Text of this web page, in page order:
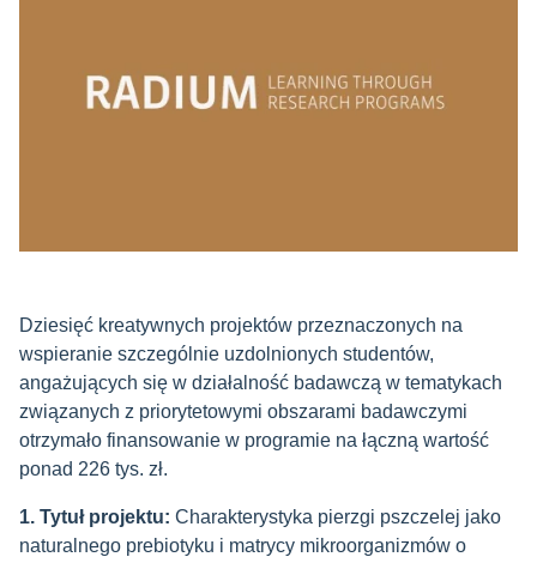
Dziesięć kreatywnych projektów przeznaczonych na
wspieranie szczególnie uzdolnionych studentów,
angażujących się w działalność badawczą w tematykach
związanych z priorytetowymi obszarami badawczymi
otrzymało finansowanie w programie na łączną wartość
ponad 226 tys. zł.
1. Tytuł projektu: Charakterystyka pierzgi pszczelej jako
naturalnego prebiotyku i matrycy mikroorganizmów o